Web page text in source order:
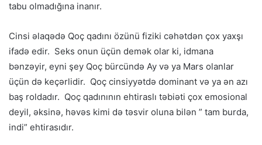
tabu olmadığına inanır.
Cinsi əlaqədə Qoç qadını özünü fiziki cəhətdən çox yaxşı
ifadə edir. Seks onun üçün demək olar ki, idmana
bənzəyir, eyni şey Qoç bürcündə Ay və ya Mars olanlar
üçün də keçərlidir. Qoç cinsiyyətdə dominant və ya ən azı
baş roldadır. Qoç qadınının ehtiraslı təbiəti çox emosional
deyil, əksinə, həvəs kimi də təsvir oluna bilən ” tam burda,
indi” ehtirasıdır.